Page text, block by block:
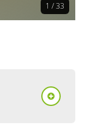
1 / 33